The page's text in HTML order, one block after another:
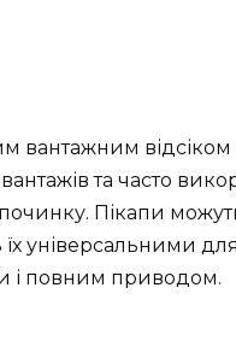
вантажним відсіком
та часто
Пікапи
універсальними
і повним приводом.